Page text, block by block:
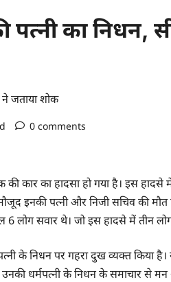
पत्नी का निधन,
ने जताया शोक
0 comments
की कार का हादसा हो गया है। इस
इनकी पत्नी और निजी सचिव की मौत
लोग सवार थे। जो इस हादसे में तीन
के निधन पर गहरा दुख व्यक्त किया
उनकी धर्मपत्नी के निधन के समाचार से